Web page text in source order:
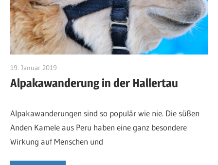
19. Januar 2019
Alpakawanderung in der Hallertau
Alpakawanderungen sind so populär wie nie. Die süßen
Anden Kamele aus Peru haben eine ganz besondere
Wirkung auf Menschen und